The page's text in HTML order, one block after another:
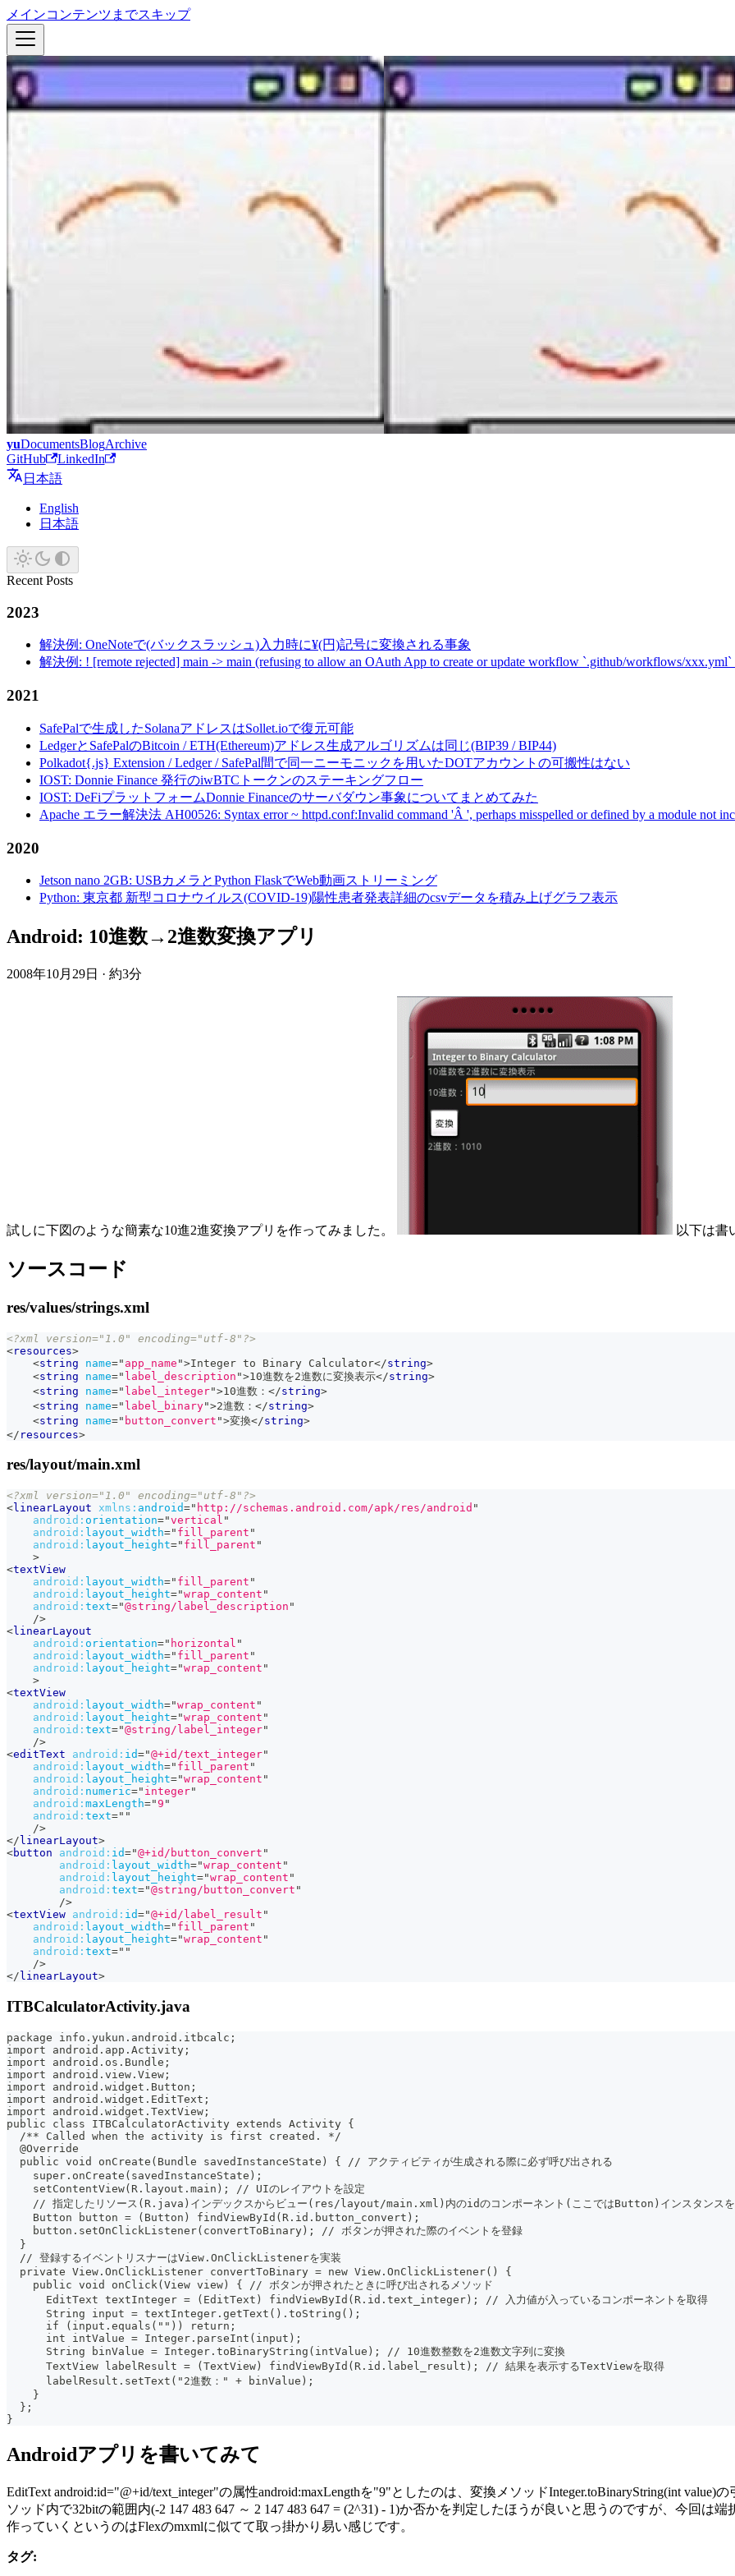
メインコンテンツまでスキップ
yuDocumentsBlogArchive
GitHub
LinkedIn
日本語
English
日本語
Recent Posts
2023
解決例: OneNoteで(バックスラッシュ)入力時に¥(円)記号に変換される事象
解決例: ! [remote rejected] main -> main (refusing to allow an OAuth App to create or update workflow `.github/workflows/
2021
SafePalで生成したSolanaアドレスはSollet.ioで復元可能
LedgerとSafePalのBitcoin / ETH(Ethereum)アドレス生成アルゴリズムは同じ(BIP39 / BIP44)
Polkadot{.js} Extension / Ledger / SafePal間で同一ニーモニックを用いたDOTアカウントの可搬性はない
IOST: Donnie Finance 発行のiwBTCトークンのステーキングフロー
IOST: DeFiプラットフォームDonnie Financeのサーバダウン事象についてまとめてみた
Apache エラー解決法 AH00526: Syntax error ~ httpd.conf:Invalid command 'Â ', perhaps misspelled or defined by a module not
2020
Jetson nano 2GB: USBカメラとPython FlaskでWeb動画ストリーミング
Python: 東京都 新型コロナウイルス(COVID-19)陽性患者発表詳細のcsvデータを積み上げグラフ表示
Android: 10進数→2進数変換アプリ
2008年10月29日 · 約3分
試しに下図のような簡素な10進2進変換アプリを作ってみました。 以下は書
ソースコード
res/values/strings.xml
<?xml version="1.0" encoding="utf-8"?>
<resources>
<string name=" app_name ">Integer to Binary Calculator</string>
<string name=" label_description ">10進数を2進数に変換表示</string>
<string name=" label_integer">10進数： </string>
<string name=" label_binary">2進数： </string>
<string name=" button_convert ">変換</string>
</ resources>
res/layout/main.xml
<?xml version="1.0" encoding="utf-8"?>
<linearLayout xmlns: android=" http://schemas.android.com/apk/res/android "
android: orientation="vertical "
android: layout_width=" fill_parent "
android: layout_height=" fill_parent "
>
<textView
android: layout_width=" fill_parent "
android: layout_height="wrap_content "
android: text="@string/label_description "
/>
<linearLayout
android: orientation=" horizontal "
android: layout_width=" fill_parent "
android: layout_height="wrap_content "
>
<textView
android: layout_width="wrap_content "
android: layout_height="wrap_content "
android: text="@string/label_integer"
/>
<editText android: id="@+id/text_integer"
android: layout_width=" fill_parent "
android: layout_height="wrap_content "
android: numeric=" integer"
android: maxLength="9 "
android: text=" "
/>
</ linearLayout>
<button android: id="@+id/button_convert "
android: layout_width="wrap_content "
android: layout_height="wrap_content "
android: text="@string/button_convert "
/>
<textView android: id="@+id/label_result "
android: layout_width=" fill_parent "
android: layout_height="wrap_content "
android: text=" "
/>
</ linearLayout>
ITBCalculatorActivity.java
package info.yukun.android.itbcalc;
import android.app.Activity;
import android.os.Bundle;
import android.view.View;
import android.widget.Button;
import android.widget.EditText;
import android.widget.TextView;
public class ITBCalculatorActivity extends Activity {
  /** Called when the activity is first created. */
  @Override
  public void onCreate(Bundle savedInstanceState) { // アクティビティが生成される際に必ず呼び出される
    super.onCreate(savedInstanceState);
    setContentView(R.layout.main); // UIのレイアウトを設定
// 指定したリソース(R.java)インデックスからビュー(res/layout/main.xml)内のidのコンポーネント(ここではButton)インスタンス
    Button button = (Button) findViewById(R.id.button_convert);
    button.setOnClickListener(convertToBinary); // ボタンが押された際のイベントを登録
  }
  // 登録するイベントリスナーはView.OnClickListenerを実装
  private View.OnClickListener convertToBinary = new View.OnClickListener() {
    public void onClick(View view) { // ボタンが押されたときに呼び出されるメソッド
      EditText textInteger = (EditText) findViewById(R.id.text_integer); // 入力値が入っているコンポーネントを取得
      String input = textInteger.getText().toString();
      if (input.equals("")) return;
      int intValue = Integer.parseInt(input);
      String binValue = Integer.toBinaryString(intValue); // 10進数整数を2進数文字列に変換
      TextView labelResult = (TextView) findViewById(R.id.label_result); // 結果を表示するTextViewを取得
      labelResult.setText("2進数：" + binValue);
    }
  };
}
Androidアプリを書いてみて
EditText android:id="@+id/text_integer"の属性android:maxLengthを"9"としたのは、変換メソッドInteger.toBinaryString(int
ソッド内で32bitの範囲内(-2 147 483 647 ～ 2 147 483 647 = (2^31) - 1)か否かを判定したほうが良いと思うのですが、今回
作っていくというのはFlexのmxmlに似てて取っ掛かり易い感じです。
タグ: